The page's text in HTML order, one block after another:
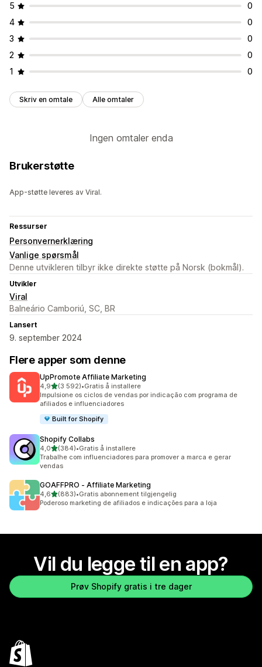
5
0
4
0
3
0
2
0
1
0
Skriv en omtale Alle omtaler
Ingen omtaler enda
Brukerstøtte
App-støtte leveres av Viral.
Ressurser
Personvernerklæring
Vanlige spørsmål
Denne utvikleren tilbyr ikke direkte støtte på Norsk (bokmål).
Utvikler
Viral
Balneário Camboriú, SC, BR
Lansert
9. september 2024
Flere apper som denne
UpPromote Affiliate Marketing
4,9av 5 stjerner
(3 592)
Totalt 3592 omtaler
•Gratis å installere
Impulsione os ciclos de vendas por indicação com programa de
afiliados e influenciadores
Built for Shopify
Shopify Collabs
4,0av 5 stjerner
(384)
Totalt 384 omtaler
•Gratis å installere
Trabalhe com influenciadores para promover a marca e gerar
vendas
GOAFFPRO ‑ Affiliate Marketing
4,6av 5 stjerner
(883)
Totalt 883 omtaler
•Gratis abonnement tilgjengelig
Poderoso marketing de afiliados e indicações para a loja
Vil du legge til en app?
Prøv Shopify gratis i tre dager